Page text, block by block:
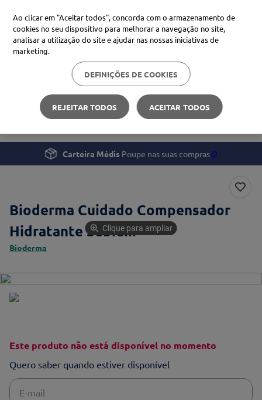
Procure no Marketplace Médis
Pesquisas mais comuns
xiaomi
uriage
4º svr
Beleza e Cuidado pessoal
Bioderma Cuidado Compensador Hidratante Sébium
Carteira Médis Poupe nas suas compras🪙
Bioderma Cuidado Compensador
Hidratante Sébium
Bioderma
Clique para ampliar
Este produto não está disponível no momento
Quero saber quando estiver disponível
Ao clicar em "Aceitar todos", concorda com o armazenamento de
cookies no seu dispositivo para melhorar a navegação no site,
analisar a utilização do site e ajudar nas nossas iniciativas de
marketing.
DEFINIÇÕES DE COOKIES
REJEITAR TODOS ACEITAR TODOS